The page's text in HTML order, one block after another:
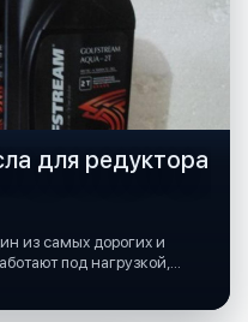
для редуктора
из самых дорогих и
под нагрузкой,